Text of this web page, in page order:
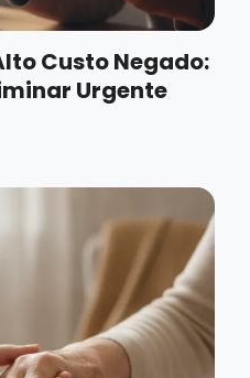
Custo Negado:
Urgente